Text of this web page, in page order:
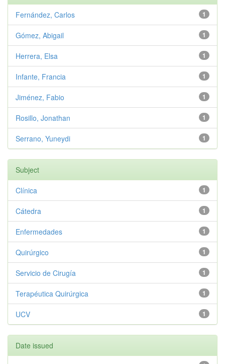
1
Fernández, Carlos
1
Gómez, Abigail
1
Herrera, Elsa
1
Infante, Francia
1
Jiménez, Fabio
1
Rosillo, Jonathan
1
Serrano, Yuneydi
Subject
1
Clínica
1
Cátedra
1
Enfermedades
1
Quirúrgico
1
Servicio de Cirugía
1
Terapéutica Quirúrgica
1
UCV
Date issued